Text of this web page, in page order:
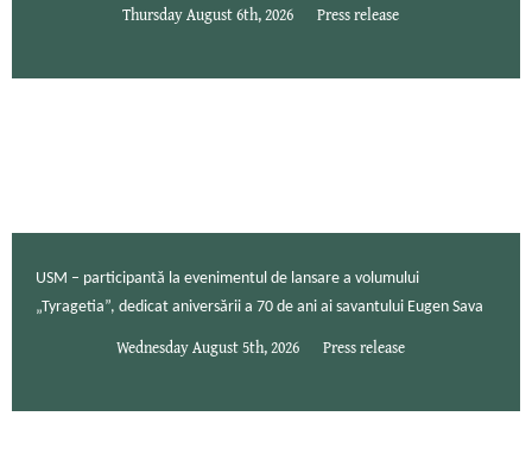
Thursday August 6th, 2026 Press release
USM – participantă la evenimentul de lansare a volumului
„Tyragetia”, dedicat aniversării a 70 de ani ai savantului Eugen Sava
Wednesday August 5th, 2026 Press release